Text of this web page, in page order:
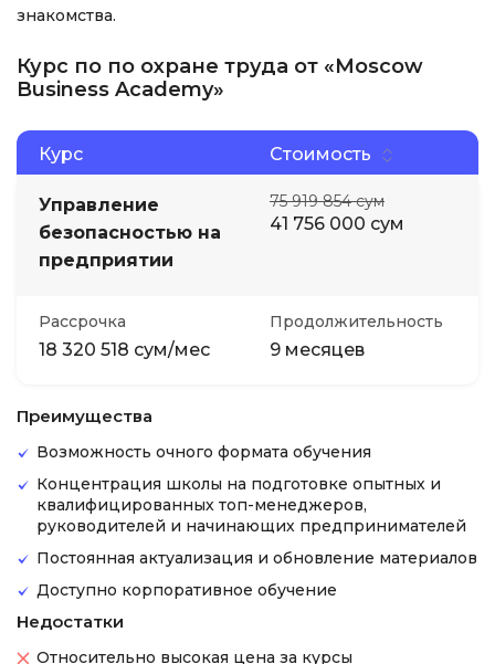
знакомства.
Курс по по охране труда от «Moscow
Business Academy»
Курс Стоимость
Управление
безопасностью на
предприятии
75 919 854 сум
41 756 000 сум
Рассрочка
18 320 518 сум/мес
Продолжительность
9 месяцев
Преимущества
Возможность очного формата обучения
Концентрация школы на подготовке опытных и
квалифицированных топ-менеджеров,
руководителей и начинающих предпринимателей
Постоянная актуализация и обновление материалов
Доступно корпоративное обучение
Недостатки
Относительно высокая цена за курсы